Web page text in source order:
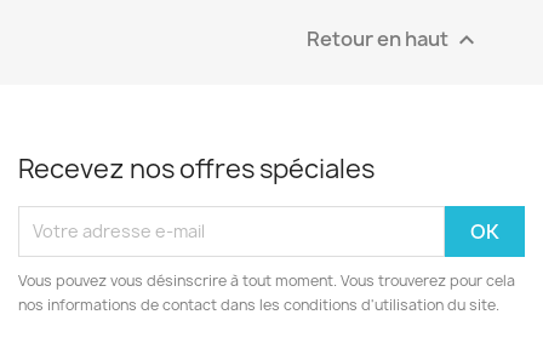
Retour en haut 
Recevez nos offres spéciales
Vous pouvez vous désinscrire à tout moment. Vous trouverez pour cela
nos informations de contact dans les conditions d'utilisation du site.